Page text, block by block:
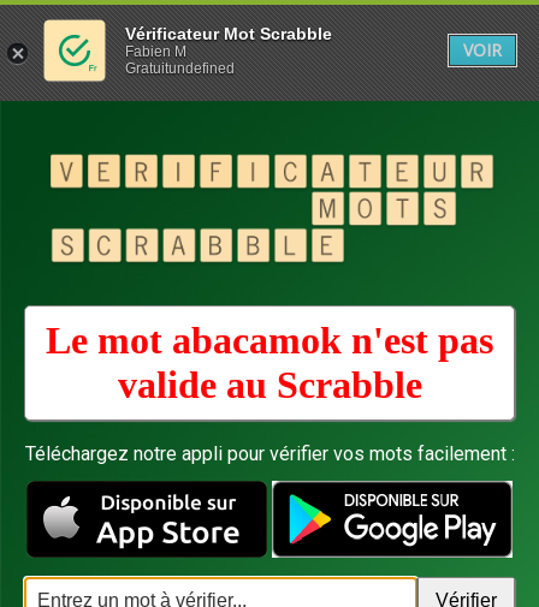
Le mot abacamok n'est pas
valide au Scrabble
Téléchargez notre appli pour vérifier vos mots facilement :
Vérificateur Mot Scrabble
Fabien M
Gratuitundefined
VOIR